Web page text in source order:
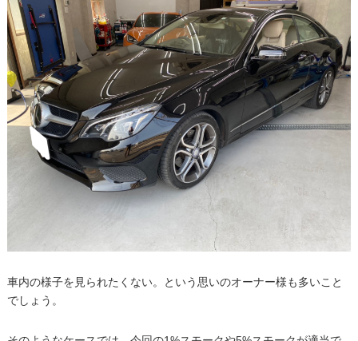
車内の様子を見られたくない。という思いのオーナー様も多いこと
でしょう。